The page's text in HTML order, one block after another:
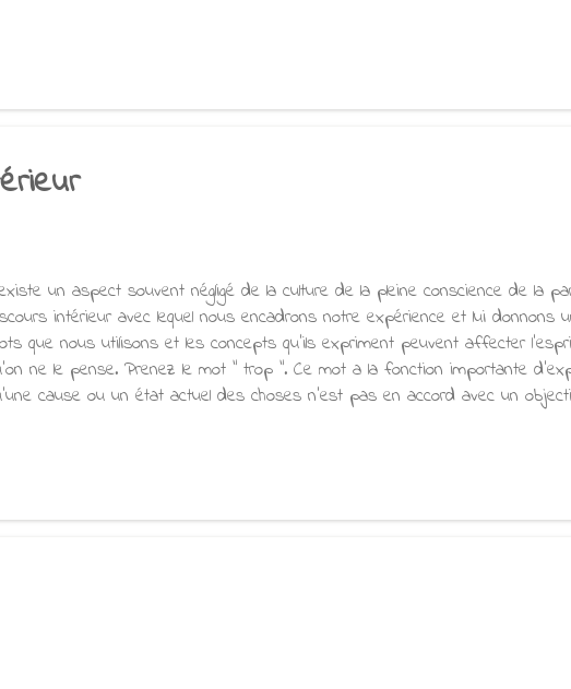
un sage, bon, attentif et judicieux ? Tenant fermement la clé de vos chaînes
un aspect souvent négligé de la culture de la pleine conscience de la
intérieur avec lequel nous encadrons notre expérience et lui donnons
que nous utilisons et les concepts qu'ils expriment peuvent affecter
ne le pense. Prenez le mot " trop ". Ce mot a la fonction importante
cause ou un état actuel des choses n'est pas en accord avec un
un mot utilisé erronément peut avoir un effet néfaste important sur notre
"J'ai trop faim", "J’ai trop mangé", ...